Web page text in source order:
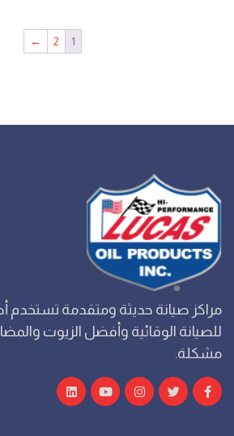
1
2
←
مراكز صيانة حديثة ومتقدمة تستخدم
للصيانة الوقائية وأفضل الزيوت
مشكلة.